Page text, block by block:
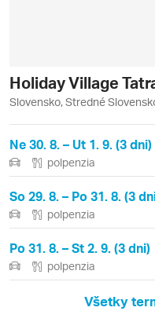
Holiday Village
Slovensko, Stredné
Ne 30. 8. – Ut 1. 9. (3 dni)
polpenzia
So 29. 8. – Po 31. 8. (3
polpenzia
Po 31. 8. – St 2. 9. (3 dni)
polpenzia
Všetky